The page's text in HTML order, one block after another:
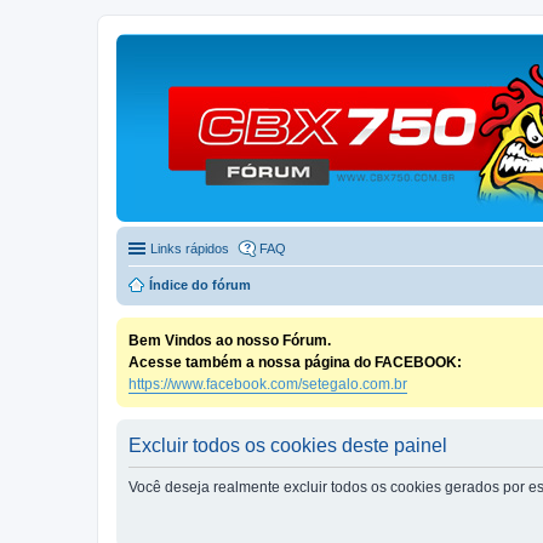
Links rápidos FAQ
Índice do fórum
Bem Vindos ao nosso Fórum.
Acesse também a nossa página do FACEBOOK:
https://www.facebook.com/setegalo.com.br
Excluir todos os cookies deste painel
Você deseja realmente excluir todos os cookies gerados por